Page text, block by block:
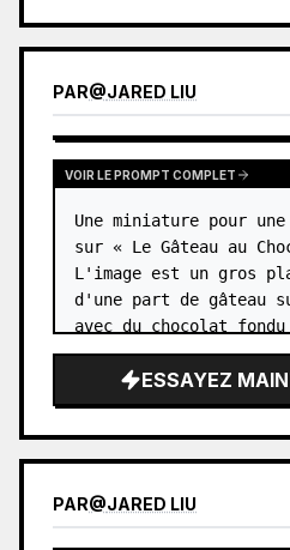
PAR@JARED LIU
VOIR LE PROMPT COMPLET
Une miniature pour
sur « Le Gâteau au
L'image est un gros
d'une part de gâteau
avec du chocolat
ESSAYEZ
PAR@JARED LIU